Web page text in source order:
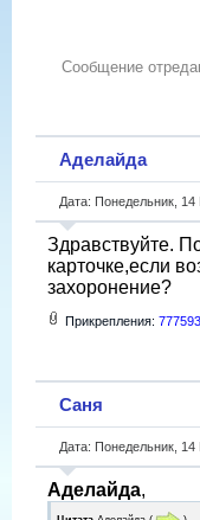
Сообщение
Аделайда
Дата: Понедельник,
Здравствуйте.
карточке,если
захоронение?
Прикрепления:
Саня
Дата: Понедельник,
Аделайда,